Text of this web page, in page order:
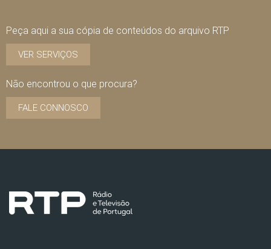
Peça aqui a sua cópia de conteúdos do arquivo RTP
VER SERVIÇOS
Não encontrou o que procura?
FALE CONNOSCO